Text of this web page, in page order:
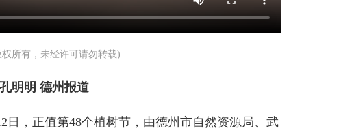
权所有，未经许可请勿转载)
明明 德州报道
，正值第48个植树节，由德州市自然资源局、武